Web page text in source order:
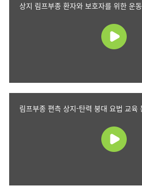
상지 림프부종 환자와 보호자를 위한 운
림프부종 편측 상지-탄력 붕대 요법 교육